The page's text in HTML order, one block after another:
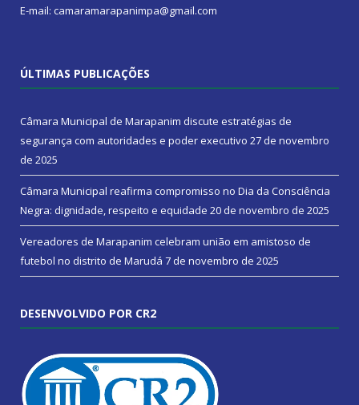
E-mail: camaramarapanimpa@gmail.com
ÚLTIMAS PUBLICAÇÕES
Câmara Municipal de Marapanim discute estratégias de
segurança com autoridades e poder executivo 27 de novembro
de 2025
Câmara Municipal reafirma compromisso no Dia da Consciência
Negra: dignidade, respeito e equidade 20 de novembro de 2025
Vereadores de Marapanim celebram união em amistoso de
futebol no distrito de Marudá 7 de novembro de 2025
DESENVOLVIDO POR CR2